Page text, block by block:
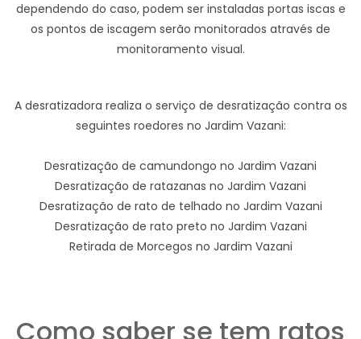
dependendo do caso, podem ser instaladas portas iscas e
os pontos de iscagem serão monitorados através de
monitoramento visual.
A desratizadora realiza o serviço de desratização contra os
seguintes roedores no Jardim Vazani:
Desratização de camundongo no Jardim Vazani
Desratização de ratazanas no Jardim Vazani
Desratização de rato de telhado no Jardim Vazani
Desratização de rato preto no Jardim Vazani
Retirada de Morcegos no Jardim Vazani
Como saber se tem ratos